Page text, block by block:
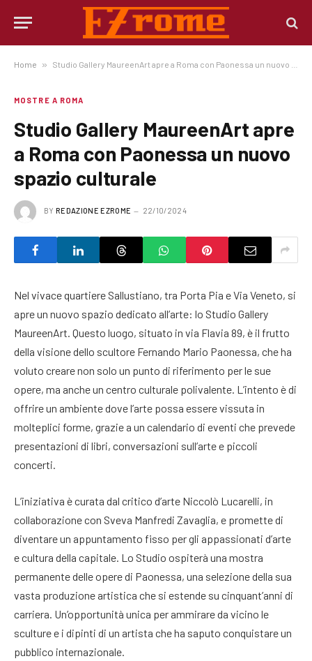
Home » Studio Gallery MaureenArt apre a Roma con Paonessa un nuovo spazio culturale
MOSTRE A ROMA
Studio Gallery MaureenArt apre
a Roma con Paonessa un nuovo
spazio culturale
BY REDAZIONE EZROME 22/10/2024
Nel vivace quartiere Sallustiano, tra Porta Pia e Via Veneto, si
apre un nuovo spazio dedicato all’arte: lo Studio Gallery
MaureenArt. Questo luogo, situato in via Flavia 89, è il frutto
della visione dello scultore Fernando Mario Paonessa, che ha
voluto creare non solo un punto di riferimento per le sue
opere, ma anche un centro culturale polivalente. L’intento è di
offrire un ambiente dove l’arte possa essere vissuta in
molteplici forme, grazie a un calendario di eventi che prevede
presentazioni di libri, conversazioni sull’arte e piccoli
concerti.
L’iniziativa è curata dal critico d’arte Niccolò Lucarelli, in
collaborazione con Sveva Manfredi Zavaglia, e promette di
diventare un appuntamento fisso per gli appassionati d’arte
e cultura della capitale. Lo Studio ospiterà una mostra
permanente delle opere di Paonessa, una selezione della sua
vasta produzione artistica che si estende su cinquant’anni di
carriera. Un’opportunità unica per ammirare da vicino le
sculture e i dipinti di un artista che ha saputo conquistare un
pubblico internazionale.